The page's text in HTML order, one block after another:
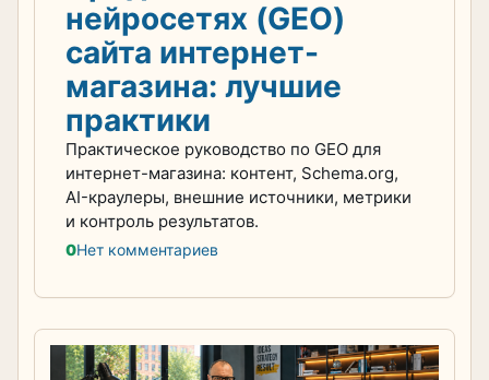
нейросетях (GEO)
сайта интернет-
магазина: лучшие
практики
Практическое руководство по GEO для
интернет-магазина: контент, Schema.org,
AI-краулеры, внешние источники, метрики
и контроль результатов.
0Нет комментариев